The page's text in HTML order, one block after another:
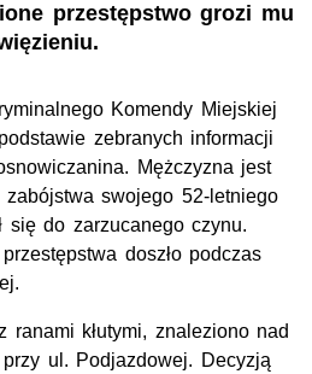
przestępstwo grozi mu
Komendy Miejskiej
zebranych informacji
Mężczyzna jest
swojego 52-letniego
się do zarzucanego czynu.
doszło podczas
ranami kłutymi, znaleziono nad
ul. Podjazdowej. Decyzją